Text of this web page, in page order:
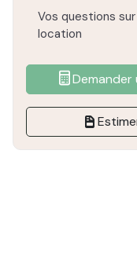
Vos questions
location
Demander